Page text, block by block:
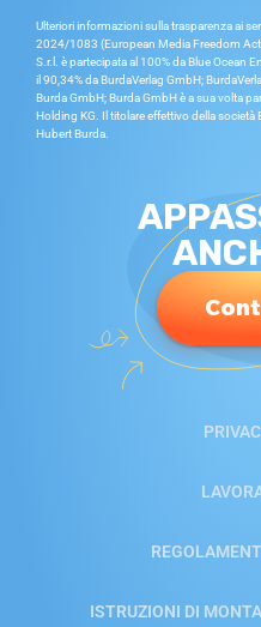
Ulteriori informazioni sulla trasparenza ai
2024/1083 (European Media Freedom
S.r.l. è partecipata al 100% da Blue Ocean
il 90,34% da BurdaVerlag GmbH;
Burda GmbH; Burda GmbH è a sua volta
Holding KG. Il titolare effettivo della società
Hubert Burda.
ISTRUZIONI DI